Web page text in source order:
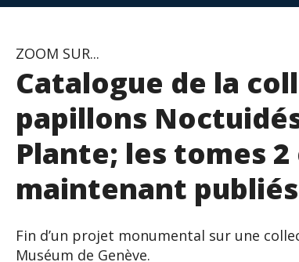
ZOOM SUR...
Catalogue de la
papillons
Plante; les tomes 2
maintenant publiés
Fin d’un projet monumental sur une
Muséum de Genève.